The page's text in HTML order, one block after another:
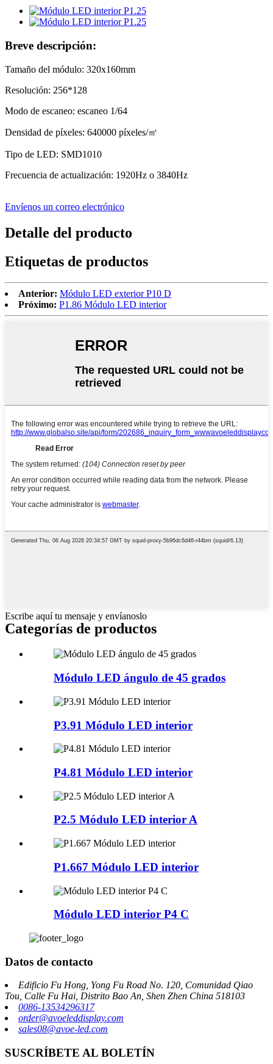
Breve descripción:
Tamaño del módulo: 320x160mm
Resolución: 256*128
Modo de escaneo: escaneo 1/64
Densidad de píxeles: 640000 píxeles/㎡
Tipo de LED: SMD1010
Frecuencia de actualización: 1920Hz o 3840Hz
Envíenos un correo electrónico
Detalle del producto
Etiquetas de productos
Anterior: Módulo LED exterior P10 D
Próximo: P1.86 Módulo LED interior
Escribe aquí tu mensaje y envíanoslo
Categorías de productos
Módulo LED ángulo de 45 grados
P3.91 Módulo LED interior
P4.81 Módulo LED interior
P2.5 Módulo LED interior A
P1.667 Módulo LED interior
Módulo LED interior P4 C
Datos de contacto
Edificio Fu Hong, Yong Fu Road No. 120, Comunidad Qiao
Tou, Calle Fu Hai, Distrito Bao An, Shen Zhen China 518103
0086-13534296317
order@avoeleddisplay.com
sales08@avoe-led.com
SUSCRÍBETE AL BOLETÍN